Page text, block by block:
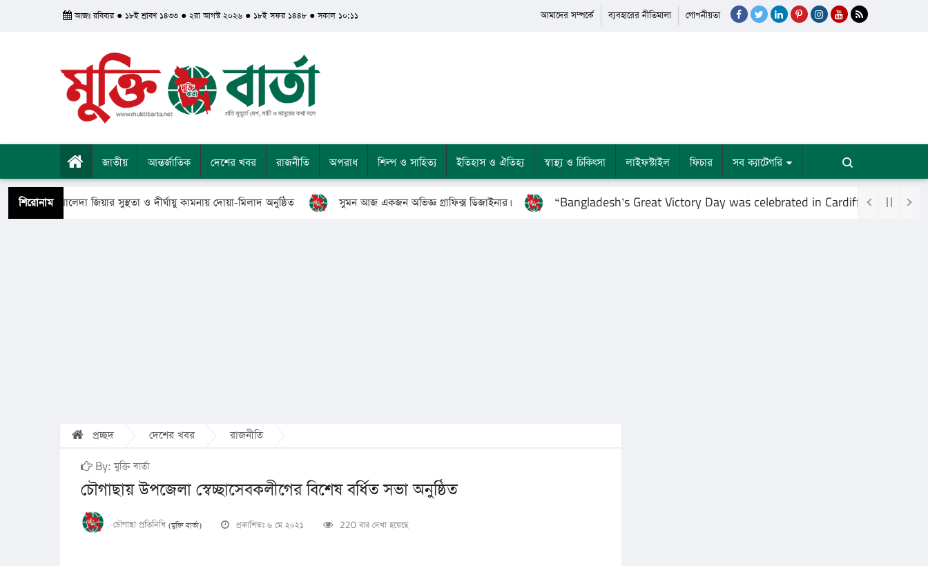
আজঃ রবিবার ● ১৮ই শ্রাবণ ১৪৩৩ ● ২রা আগস্ট ২০২৬ ● ১৮ই সফর ১৪৪৮ ● সকাল ১০:১১ আমাদের সম্পর্কে ব্যবহারের নীতিমালা গোপনীয়তা
জাতীয় আন্তর্জাতিক দেশের খবর রাজনীতি অপরাধ শিল্প ও সাহিত্য ইতিহাস ও ঐতিহ্য স্বাস্থ্য ও চিকিৎসা লাইফস্টাইল ফিচার সব ক্যাটেগরি
শিরোনাম
খালেদা জিয়ার সুস্থতা ও দীর্ঘায়ু কামনায় দোয়া-মিলাদ অনুষ্ঠিত সুমন আজ একজন অভিজ্ঞ গ্রাফিক্স ডিজাইনার। “Bangladesh’s Great Victory Day was celebrated in Cardiff, Britain, at the
প্রচ্ছদ দেশের খবর রাজনীতি
By: মুক্তি বার্তা
চৌগাছায় উপজেলা স্বেচ্ছাসেবকলীগের বিশেষ বর্ধিত সভা অনুষ্ঠিত
চৌগাছা প্রতিনিধি (মুক্তি বার্তা) প্রকাশিতঃ ৬ মে ২০২১ 220 বার দেখা হয়েছে